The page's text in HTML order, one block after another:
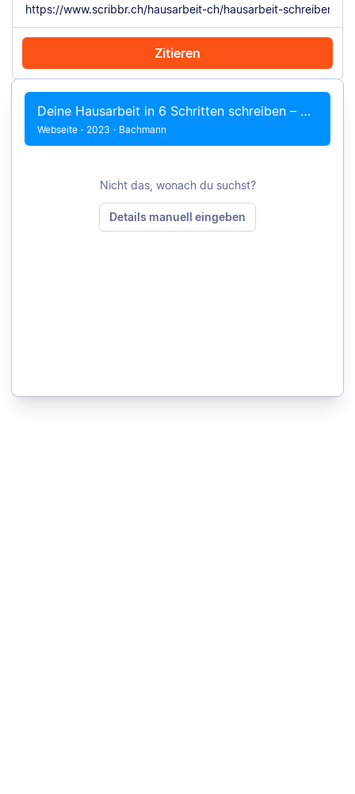
Zitieren
Mit Chrome zitieren Manuell zitieren
Deine Hausarbeit in 6 Schritten schreiben – mit Beispielen
Webseite · 2023 · Bachmann
Nicht das, wonach du suchst?
Details manuell eingeben